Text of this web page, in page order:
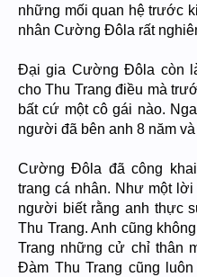
những mối quan hệ trước
nhân Cường Đôla rất
Đại gia Cường Đôla còn
cho Thu Trang điều mà
bất cứ một cô gái nào.
người đã bên anh 8 năm
Cường Đôla đã công
trang cá nhân. Như một
người biết rằng anh thực
Thu Trang. Anh cũng
Trang những cử chỉ thân
Đàm Thu Trang cũng